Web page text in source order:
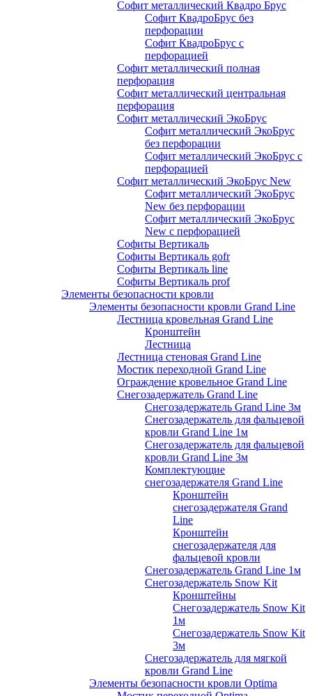
Софит металлический Квадро Брус
Софит КвадроБрус без
перфорации
Софит КвадроБрус с
перфорацией
Софит металлический полная
перфорация
Софит металлический центральная
перфорация
Софит металлический ЭкоБрус
Софит металлический ЭкоБрус
без перфорации
Софит металлический ЭкоБрус с
перфорацией
Софит металлический ЭкоБрус New
Софит металлический ЭкоБрус
New без перфорации
Софит металлический ЭкоБрус
New с перфорацией
Софиты Вертикаль
Софиты Вертикаль gofr
Софиты Вертикаль line
Софиты Вертикаль prof
Элементы безопасности кровли
Элементы безопасности кровли Grand Line
Лестница кровельная Grand Line
Кронштейн
Лестница
Лестница стеновая Grand Line
Мостик переходной Grand Line
Ограждение кровельное Grand Line
Снегозадержатель Grand Line
Снегозадержатель Grand Line 3м
Снегозадержатель для фальцевой
кровли Grand Line 1м
Снегозадержатель для фальцевой
кровли Grand Line 3м
Комплектующие
снегозадержателя Grand Line
Кронштейн
снегозадержателя Grand
Line
Кронштейн
снегозадержателя для
фальцевой кровли
Снегозадержатель Grand Line 1м
Снегозадержатель Snow Kit
Кронштейны
Снегозадержатель Snow Kit
1м
Снегозадержатель Snow Kit
3м
Снегозадержатель для мягкой
кровли Grand Line
Элементы безопасности кровли Optima